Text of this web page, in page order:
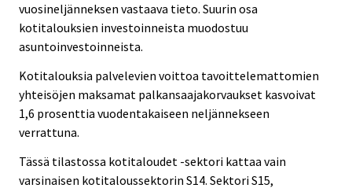
vuosineljänneksen vastaava tieto. Suurin osa
kotitalouksien investoinneista muodostuu
asuntoinvestoinneista.
Kotitalouksia palvelevien voittoa tavoittelemattomien
yhteisöjen maksamat palkansaajakorvaukset kasvoivat
1,6 prosenttia vuodentakaiseen neljännekseen
verrattuna.
Tässä tilastossa kotitaloudet -sektori kattaa vain
varsinaisen kotitaloussektorin S14. Sektori S15,